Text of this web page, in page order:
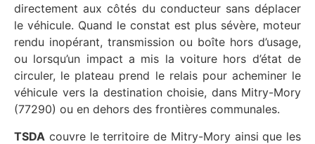
directement aux côtés du conducteur sans déplacer
le véhicule. Quand le constat est plus sévère, moteur
rendu inopérant, transmission ou boîte hors d’usage,
ou lorsqu’un impact a mis la voiture hors d’état de
circuler, le plateau prend le relais pour acheminer le
véhicule vers la destination choisie, dans Mitry-Mory
(77290) ou en dehors des frontières communales.
TSDA couvre le territoire de Mitry-Mory ainsi que les